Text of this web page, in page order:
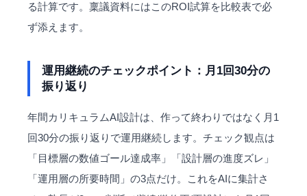
る計算です。稟議資料にはこのROI試算を比較表で必
ず添えます。
運用継続のチェックポイント：月1回30分の
振り返り
年間カリキュラムAI設計は、作って終わりではなく月1
回30分の振り返りで運用継続します。チェック観点は
「目標層の数値ゴール達成率」「設計層の進度ズレ」
「運用層の所要時間」の3点だけ。これをAIに集計さ